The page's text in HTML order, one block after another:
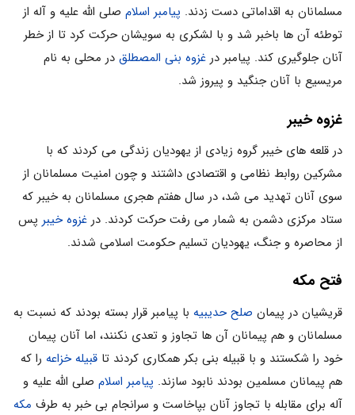
مسلمانان به اقداماتی دست زدند. پیامبر اسلام صلی الله علیه و آله از
توطئه آن ها باخبر شد و با لشکری به سویشان حرکت کرد تا از خطر
آنان جلوگیری کند. پیامبر در غزوه بنی المصطلق در محلی به نام
مریسیع با آنان جنگید و پیروز شد.
غزوه خیبر
در قلعه های خیبر گروه زیادی از یهودیان زندگی می کردند که با
مشرکین روابط نظامی و اقتصادی داشتند و چون امنیت مسلمانان از
سوی آنان تهدید می شد، در سال هفتم هجری مسلمانان به خیبر که
ستاد مرکزی دشمن به شمار می رفت حرکت کردند. در غزوه خیبر پس
از محاصره و جنگ، یهودیان تسلیم حکومت اسلامی شدند.
فتح مکه
قریشیان در پیمان صلح حدیبیه با پیامبر قرار بسته بودند که نسبت به
مسلمانان و هم پیمانان آن ها تجاوز و تعدی نکنند، اما آنان پیمان
خود را شکستند و با قبیله بنی بکر همکاری کردند تا قبیله خزاعه را که
هم پیمانان مسلمین بودند نابود سازند. پیامبر اسلام صلی الله علیه و
آله برای مقابله با تجاوز آنان بپاخاست و سرانجام بی خبر به طرف مکه